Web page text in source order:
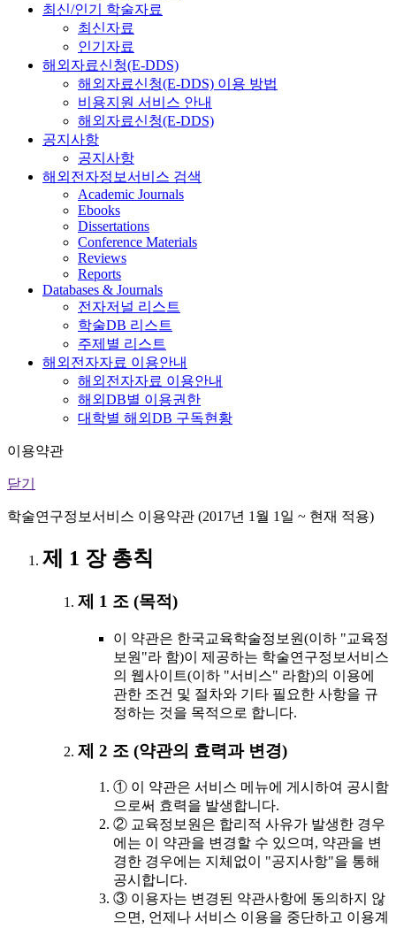
최신/인기 학술자료
최신자료
인기자료
해외자료신청(E-DDS)
해외자료신청(E-DDS) 이용 방법
비용지원 서비스 안내
해외자료신청(E-DDS)
공지사항
공지사항
해외전자정보서비스 검색
Academic Journals
Ebooks
Dissertations
Conference Materials
Reviews
Reports
Databases & Journals
전자저널 리스트
학술DB 리스트
주제별 리스트
해외전자자료 이용안내
해외전자자료 이용안내
해외DB별 이용권한
대학별 해외DB 구독현황
이용약관
닫기
학술연구정보서비스 이용약관 (2017년 1월 1일 ~ 현재 적용)
제 1 장 총칙
제 1 조 (목적)
이 약관은 한국교육학술정보원(이하 "교육정
보원"라 함)이 제공하는 학술연구정보서비스
의 웹사이트(이하 "서비스" 라함)의 이용에
관한 조건 및 절차와 기타 필요한 사항을 규
정하는 것을 목적으로 합니다.
제 2 조 (약관의 효력과 변경)
① 이 약관은 서비스 메뉴에 게시하여 공시함
으로써 효력을 발생합니다.
② 교육정보원은 합리적 사유가 발생한 경우
에는 이 약관을 변경할 수 있으며, 약관을 변
경한 경우에는 지체없이 "공지사항"을 통해
공시합니다.
③ 이용자는 변경된 약관사항에 동의하지 않
으면, 언제나 서비스 이용을 중단하고 이용계